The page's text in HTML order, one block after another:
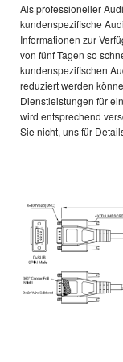
Als professioneller
kundenspezifische
Informationen zur
von fünf Tagen so
kundenspezifischen
reduziert werden
Dienstleistungen für
wird entsprechend
Sie nicht, uns für